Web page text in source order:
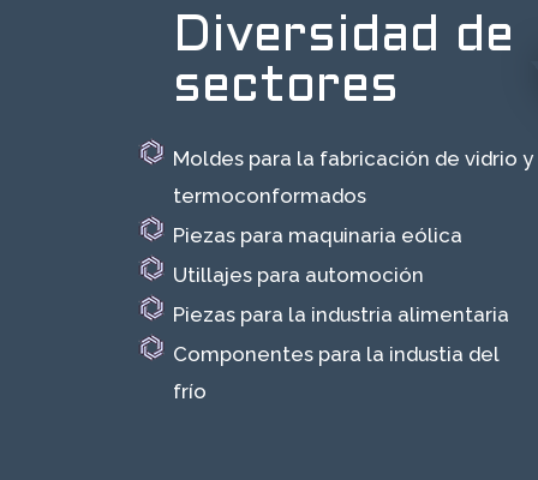
Diversidad de
sectores
Moldes para la fabricación de vidrio y
termoconformados
Piezas para maquinaria eólica
Utillajes para automoción
Piezas para la industria alimentaria
Componentes para la industia del
frío